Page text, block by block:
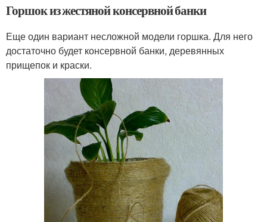
Горшок из жестяной консервной банки
Еще один вариант несложной модели горшка. Для него
достаточно будет консервной банки, деревянных
прищепок и краски.